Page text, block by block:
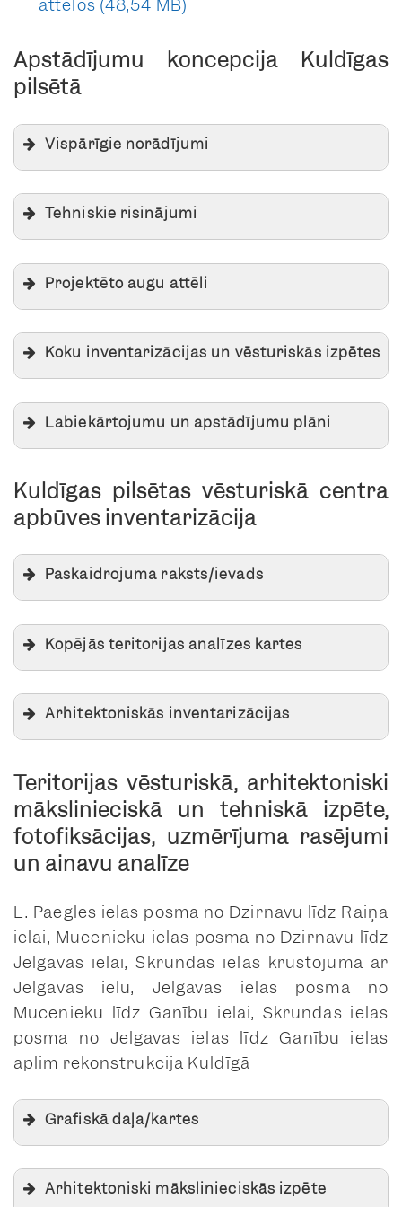
attēlos
Apstādījumu koncepcija Kuldīgas
pilsētā
Vispārīgie norādījumi
Tehniskie risinājumi
Vīteņaugu sistēmas tehniskais
risinājums
Projektēto augu attēli
Koku inventarizācijas un vēsturiskās izpētes
Semināra parka koku inventarizācija
Labiekārtojumu un apstādījumu plāni
Kultūras centra skvēra apstādījumu
detalizācija
Liepājas ielas apstādījumu detalizācija
esošajos augu konteineros
Baznīcas ielas apstādījumu
izvietojuma plāns
Kuldīgas pilsētas vēsturiskā centra
apbūves inventarizācija
Paskaidrojuma raksts/ievads
Kopējās teritorijas analīzes kartes
Apjoma un jumta formas
autentiskuma pakāpe
Saudzējamās un potenciāli
rekonstruējamās apbūves zonas
Arhitektoniskās inventarizācijas
anketa
krāsu anketa
foto lapas
krāsu anketa
foto lapas
Baznīcas iela 1-2
anketa
krāsu anketa
foto lapas
Baznīcas iela 1-3
anketa
krāsu anketa
Baznīcas iela 2-4
Teritorijas vēsturiskā, arhitektoniski
mākslinieciskā un tehniskā izpēte,
fotofiksācijas, uzmērījuma rasējumi
un ainavu analīze
L. Paegles ielas posma no Dzirnavu līdz Raiņa
ielai, Mucenieku ielas posma no Dzirnavu līdz
Jelgavas ielai, Skrundas ielas krustojuma ar
Jelgavas ielu, Jelgavas ielas posma no
Mucenieku līdz Ganību ielai, Skrundas ielas
posma no Jelgavas ielas līdz Ganību ielas
aplim rekonstrukcija Kuldīgā
Grafiskā daļa/kartes
AMI-1 (Mucenieku iela, L. Paegles iela,
Arhitektoniski mākslinieciskās izpēte